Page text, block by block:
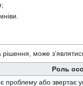
може
Роль
або звертає